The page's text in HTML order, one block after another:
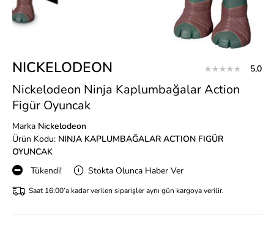
NICKELODEON 5,0
Nickelodeon Ninja Kaplumbağalar Action
Figür Oyuncak
Marka Nickelodeon
Ürün Kodu: NINJA KAPLUMBAĞALAR ACTION FIGÜR
OYUNCAK
Tükendi!
Stokta Olunca Haber Ver
Saat 16:00’a kadar verilen siparişler aynı gün kargoya verilir.